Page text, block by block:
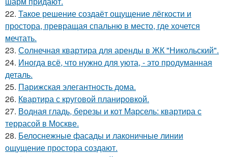
22. Такое решение создаёт ощущение лёгкости и
простора, превращая спальню в место, где хочется
мечтать.
23. Солнечная квартира для аренды в ЖК "Никольский".
24. Иногда всё, что нужно для уюта, - это продуманная
деталь.
25. Парижская элегантность дома.
26. Квартира с круговой планировкой.
27. Водная гладь, березы и кот Марсель: квартира с
террасой в Москве.
28. Белоснежные фасады и лаконичные линии
ощущение простора создают.